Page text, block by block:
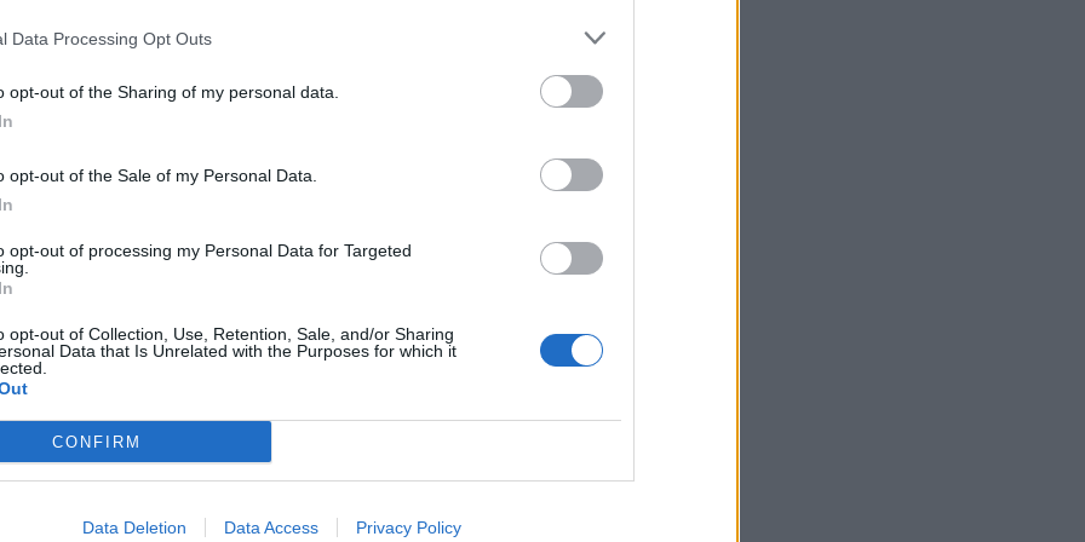
Data Processing Opt Outs
opt-out of the Sharing of my personal data.
opt-out of the Sale of my Personal Data.
opt-out of processing my Personal Data for Targeted
opt-out of Collection, Use, Retention, Sale, and/or Sharing
Data that Is Unrelated with the Purposes for which it
CONFIRM
Data Deletion Data Access Privacy Policy
Η USAFE επιβεβαιώνει ότι η Ουκρανία
ήδη τις «έξυπνες» βόμβες με εκτεταμένο
βόμβες ακριβείας JDAM-ER που μπορούν να πλήξουν...
Ουκρανία θα ανακοινώσει ο Μπάιντεν στη